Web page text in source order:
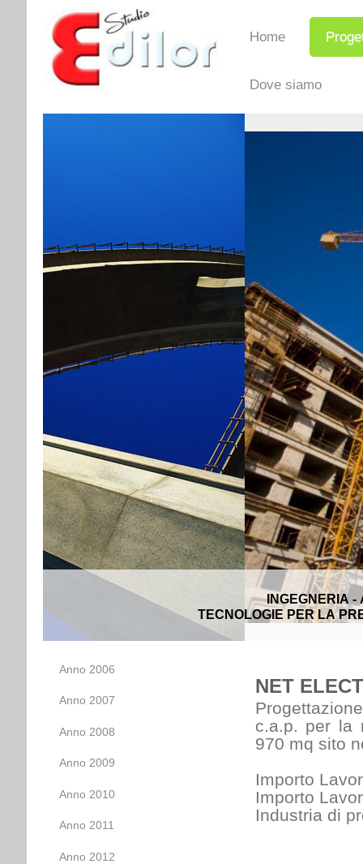
Home
Dove siamo
INGEGNERIA -
TECNOLOGIE PER LA
NET
c.a.p. per la
970 mq sito
Importo
Importo
Industria di
Anno 2006
Anno 2007
Anno 2008
Anno 2009
Anno 2010
Anno 2011
Anno 2012